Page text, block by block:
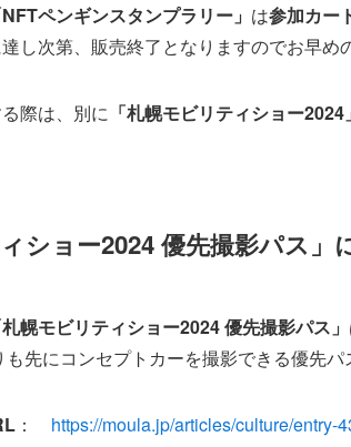
NFTペンギンスタンプラリー」 は参加カー
し次第、販売終了となりますのでお早め
際は、別に 「札幌モビリティショー2024」
ショー2024 優先撮影パス」
札幌モビリティショー2024 優先撮影パス」
先にコンセプトカーを撮影できる優先パ
： https://moula.jp/articles/culture/entry-